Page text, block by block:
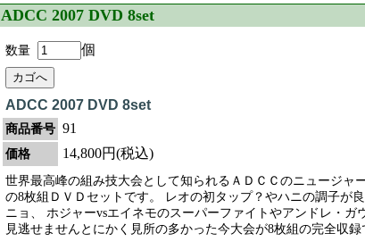
ADCC 2007 DVD 8set
数量 個
ADCC 2007 DVD 8set
商品番号 91
価格 14,800円(税込)
世界最高峰の組み技大会として知られるＡＤＣＣのニュージャ
の8枚組ＤＶＤセットです。 レオの初タップ？やハニの調子が
ニョ、 ホジャーvsエイネモのスーパーファイトやアンドレ・ガ
見逃せませんとにかく見所の多かった今大会が8枚組の完全収録